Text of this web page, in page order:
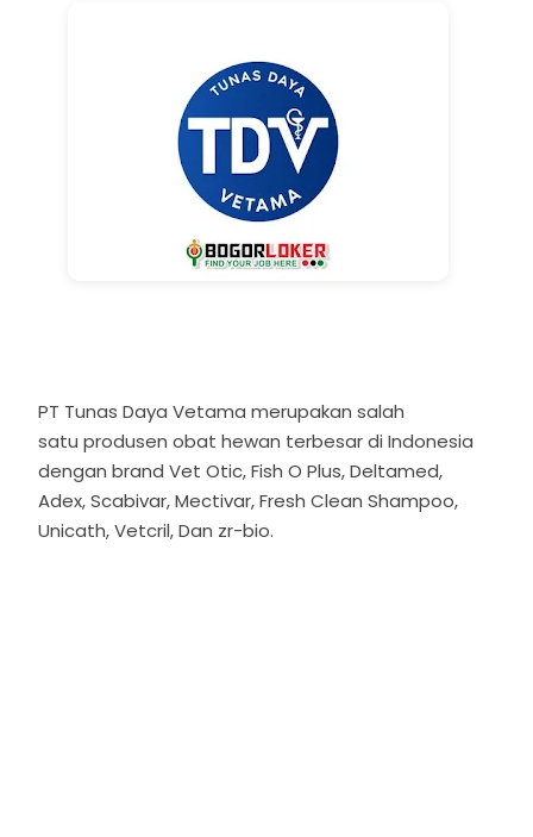
PT Tunas Daya Vetama merupakan salah
satuprodusen obat hewan terbesar di Indonesia
dengan brand Vet Otic, Fish O Plus, Deltamed,
Adex, Scabivar, Mectivar, Fresh Clean Shampoo,
Unicath, Vetcril, Dan zr-bio.